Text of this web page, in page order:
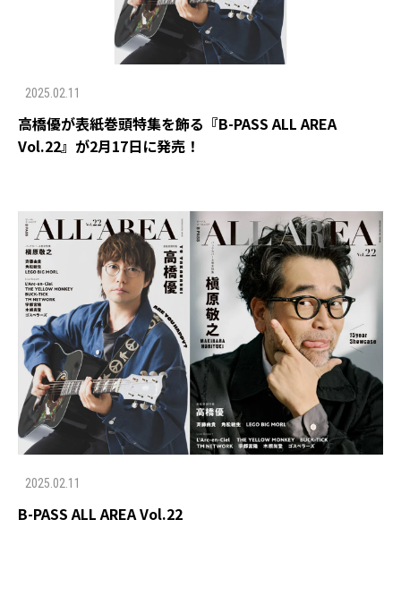
2025.02.11
高橋優が表紙巻頭特集を飾る『B-PASS ALL AREA
Vol.22』が2月17日に発売！
2025.02.11
B-PASS ALL AREA Vol.22